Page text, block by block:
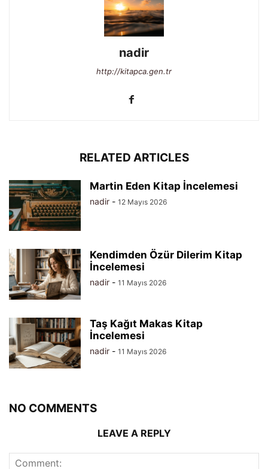
nadir
http://kitapca.gen.tr
RELATED ARTICLES
Martin Eden Kitap İncelemesi
nadir - 12 Mayıs 2026
Kendimden Özür Dilerim Kitap
İncelemesi
nadir - 11 Mayıs 2026
Taş Kağıt Makas Kitap
İncelemesi
nadir - 11 Mayıs 2026
NO COMMENTS
LEAVE A REPLY